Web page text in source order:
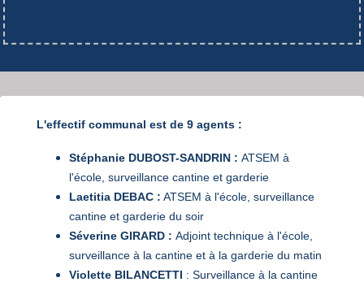
L'effectif communal est de 9 agents :
Stéphanie DUBOST-SANDRIN : ATSEM à
l'école, surveillance cantine et garderie
Laetitia DEBAC : ATSEM à l'école, surveillance
cantine et garderie du soir
Séverine GIRARD : Adjoint technique à l'école,
surveillance à la cantine et à la garderie du matin
Violette BILANCETTI : Surveillance à la cantine